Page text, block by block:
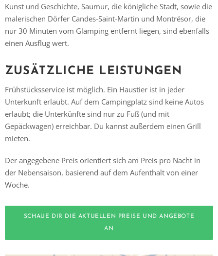
Kunst und Geschichte, Saumur, die königliche Stadt, sowie die
malerischen Dörfer Candes-Saint-Martin und Montrésor, die
nur 30 Minuten vom Glamping entfernt liegen, sind ebenfalls
einen Ausflug wert.
ZUSÄTZLICHE LEISTUNGEN
Frühstücksservice ist möglich. Ein Haustier ist in jeder
Unterkunft erlaubt. Auf dem Campingplatz sind keine Autos
erlaubt; die Unterkünfte sind nur zu Fuß (und mit
Gepäckwagen) erreichbar. Du kannst außerdem einen Grill
mieten.
Der angegebene Preis orientiert sich am Preis pro Nacht in
der Nebensaison, basierend auf dem Aufenthalt von einer
Woche.
SCHAUE DIR DIE AKTUELLEN PREISE UND ANGEBOTE
AN